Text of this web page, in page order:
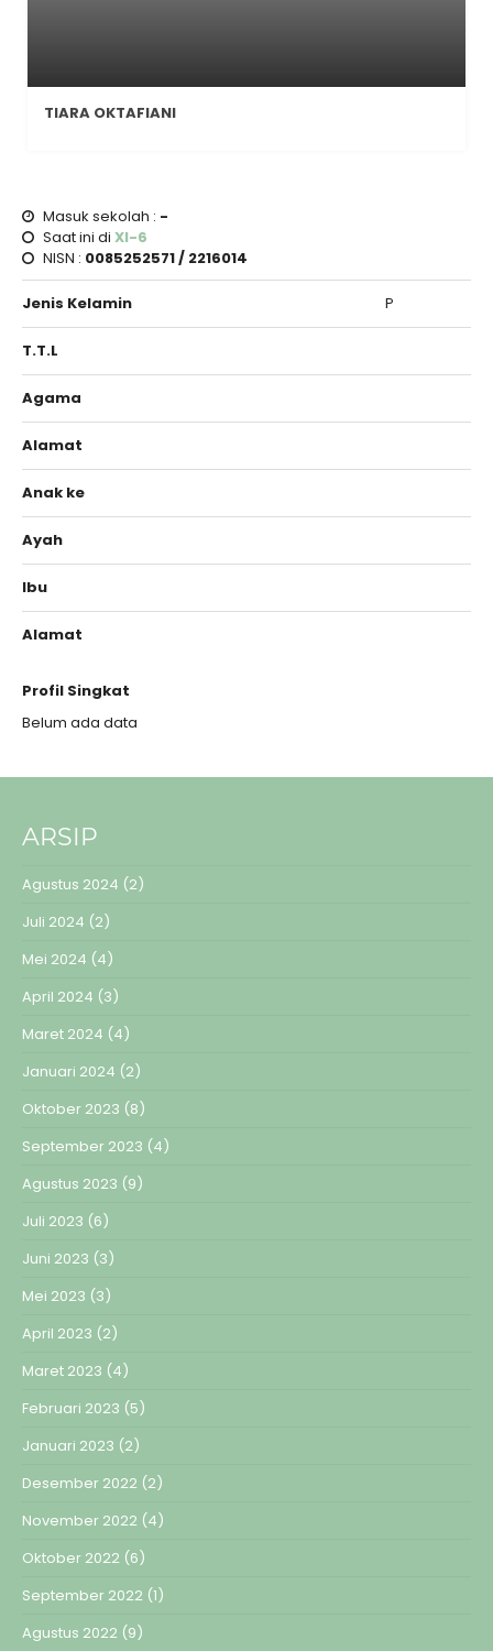
TIARA OKTAFIANI
Masuk sekolah : -
Saat ini di XI-6
NISN : 0085252571 / 2216014
Jenis Kelamin P
T.T.L
Agama
Alamat
Anak ke
Ayah
Ibu
Alamat
Profil Singkat
Belum ada data
ARSIP
Agustus 2024 (2)
Juli 2024 (2)
Mei 2024 (4)
April 2024 (3)
Maret 2024 (4)
Januari 2024 (2)
Oktober 2023 (8)
September 2023 (4)
Agustus 2023 (9)
Juli 2023 (6)
Juni 2023 (3)
Mei 2023 (3)
April 2023 (2)
Maret 2023 (4)
Februari 2023 (5)
Januari 2023 (2)
Desember 2022 (2)
November 2022 (4)
Oktober 2022 (6)
September 2022 (1)
Agustus 2022 (9)